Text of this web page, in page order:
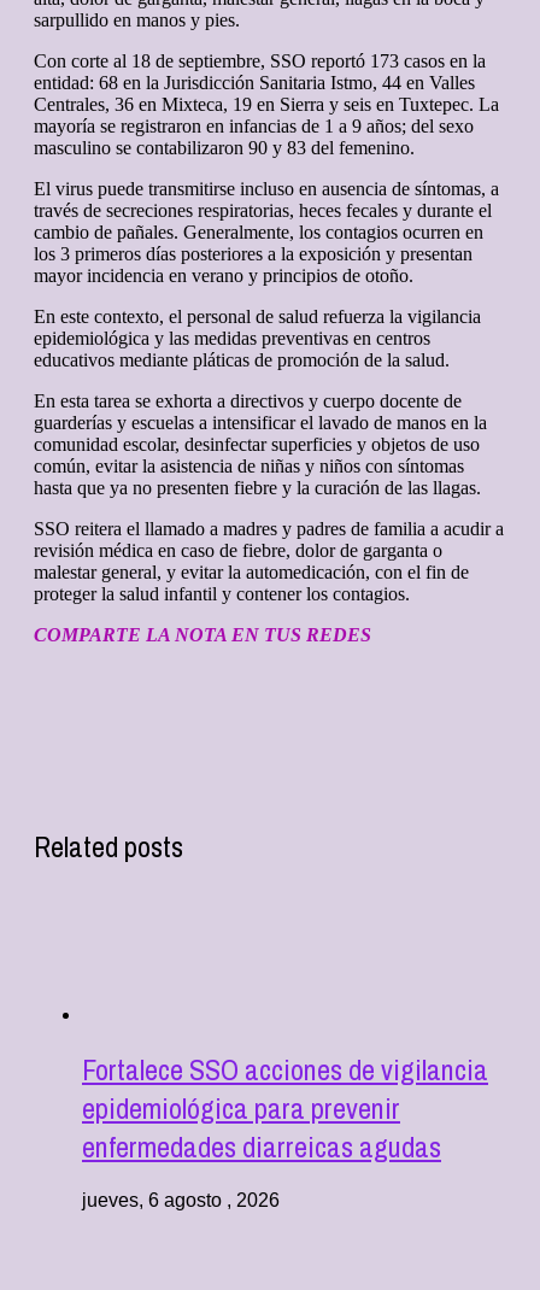
sarpullido en manos y pies.
Con corte al 18 de septiembre, SSO reportó 173 casos en la
entidad: 68 en la Jurisdicción Sanitaria Istmo, 44 en Valles
Centrales, 36 en Mixteca, 19 en Sierra y seis en Tuxtepec. La
mayoría se registraron en infancias de 1 a 9 años; del sexo
masculino se contabilizaron 90 y 83 del femenino.
El virus puede transmitirse incluso en ausencia de síntomas, a
través de secreciones respiratorias, heces fecales y durante el
cambio de pañales. Generalmente, los contagios ocurren en
los 3 primeros días posteriores a la exposición y presentan
mayor incidencia en verano y principios de otoño.
En este contexto, el personal de salud refuerza la vigilancia
epidemiológica y las medidas preventivas en centros
educativos mediante pláticas de promoción de la salud.
En esta tarea se exhorta a directivos y cuerpo docente de
guarderías y escuelas a intensificar el lavado de manos en la
comunidad escolar, desinfectar superficies y objetos de uso
común, evitar la asistencia de niñas y niños con síntomas
hasta que ya no presenten fiebre y la curación de las llagas.
SSO reitera el llamado a madres y padres de familia a acudir a
revisión médica en caso de fiebre, dolor de garganta o
malestar general, y evitar la automedicación, con el fin de
proteger la salud infantil y contener los contagios.
COMPARTE LA NOTA EN TUS REDES
Related posts
Fortalece SSO acciones de vigilancia
epidemiológica para prevenir
enfermedades diarreicas agudas
jueves, 6 agosto , 2026